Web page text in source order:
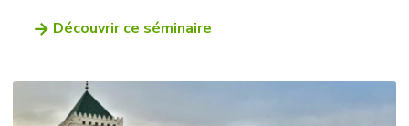
Découvrir ce séminaire